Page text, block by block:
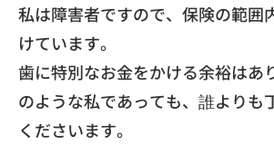
私は障害者ですので、保険の範囲
けています。
歯に特別なお金をかける余裕はあ
のような私であっても、誰よりも
くださいます。